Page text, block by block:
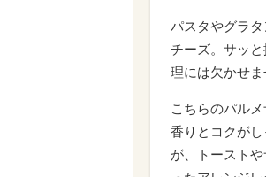
パスタやグラ
チーズ。サッ
理には欠かせま
こちらのパル
香りとコクが
が、トースト